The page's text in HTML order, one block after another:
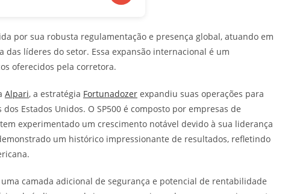
por sua robusta regulamentação e presença global, atuando em
líderes do setor. Essa expansão internacional é um
oferecidos pela corretora.
Alpari, a estratégia Fortunadozer expandiu suas operações para
Estados Unidos. O SP500 é composto por empresas de
experimentado um crescimento notável devido à sua liderança
um histórico impressionante de resultados, refletindo
camada adicional de segurança e potencial de rentabilidade